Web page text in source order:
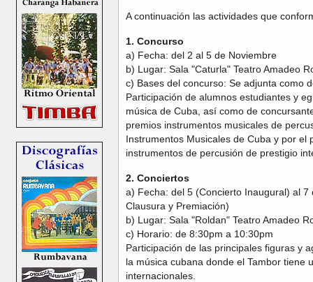
A continuación las actividades que
1. Concurso
a) Fecha: del 2 al 5 de Noviembre
b) Lugar: Sala "Caturla" Teatro Amadeo
c) Bases del concurso: Se adjunta como
Participación de alumnos estudiantes y
música de Cuba, así como de
premios instrumentos musicales de
Instrumentos Musicales de Cuba y por el
instrumentos de percusión de prestigio
2. Conciertos
a) Fecha: del 5 (Concierto Inaugural) al
Clausura y Premiación)
b) Lugar: Sala "Roldan" Teatro Amadeo
c) Horario: de 8:30pm a 10:30pm
Participación de las principales figuras y
la música cubana donde el Tambor tiene
internacionales.